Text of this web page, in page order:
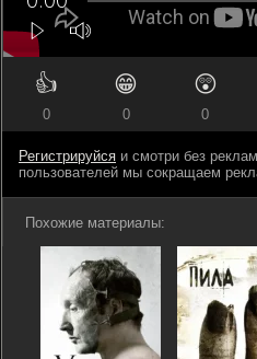
👍
0
😁
0
😲
0
Регистрируйся и смотри без
пользователей мы сокращаем
Похожие материалы: